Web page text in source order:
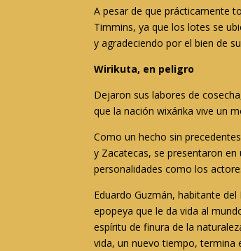
A pesar de que prácticamente
Timmins, ya que los lotes se
y agradeciendo por el bien de
Wirikuta, en peligro
Dejaron sus labores de
que la nación wixárika vive un
Como un hecho sin
y Zacatecas, se presentaron
personalidades como los
Eduardo Guzmán, habitante
epopeya que le da vida al
espíritu de finura de la
vida, un nuevo tiempo, termina